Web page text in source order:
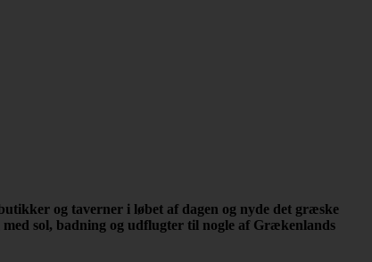
og taverner i løbet af dagen og nyde det græske
sol, badning og udflugter til nogle af Grækenlands